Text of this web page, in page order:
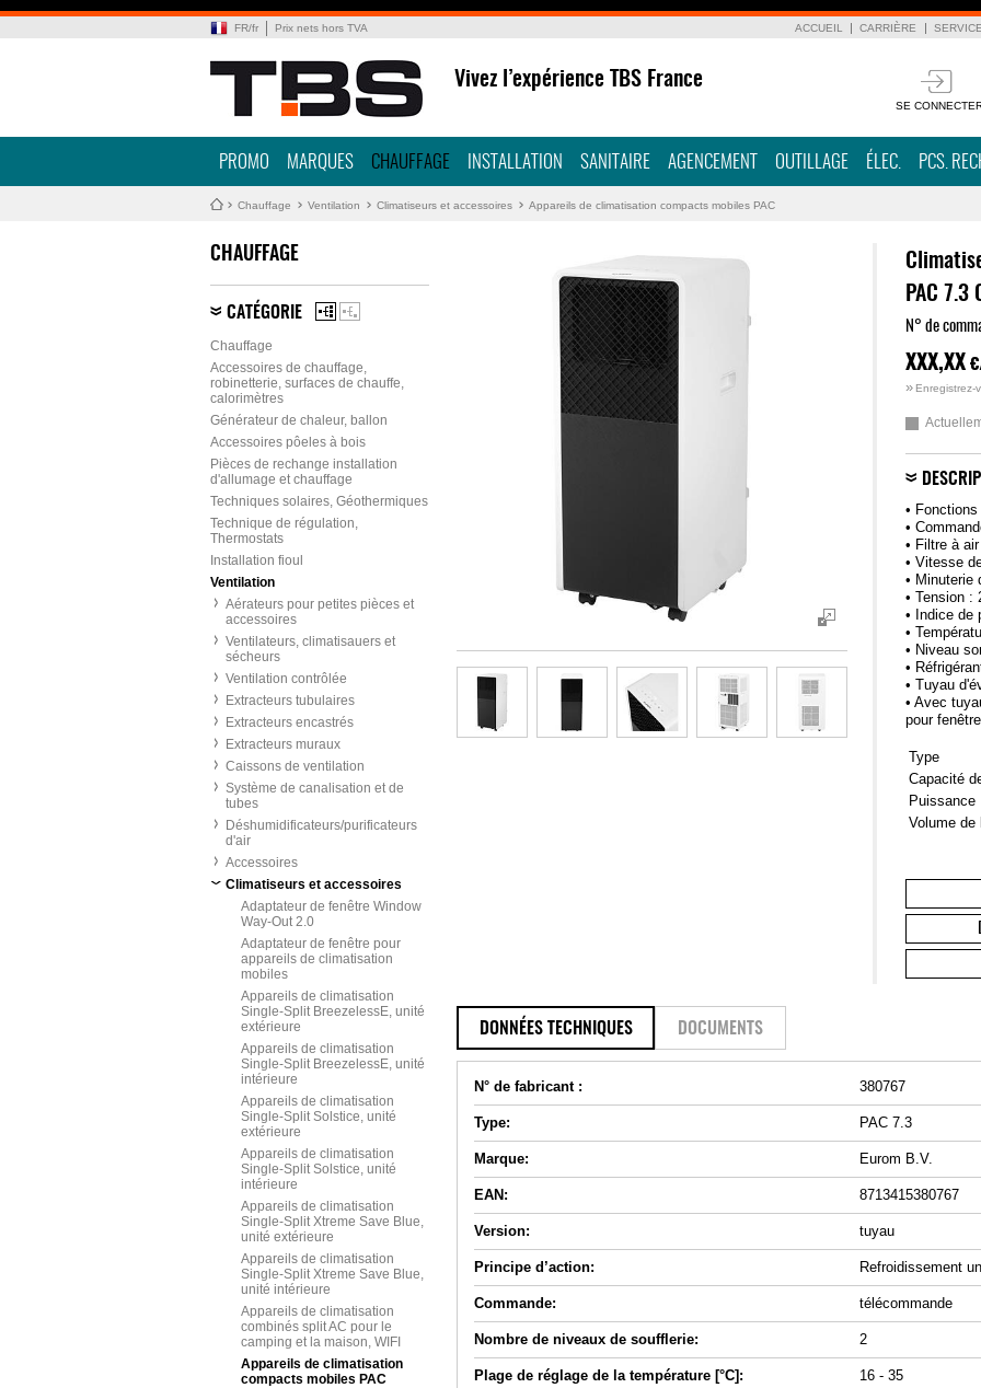
FR/fr Prix nets hors TVA ACCUEIL CARRIÈRE
Vivez l’expérience TBS France
SE
PROMO MARQUES CHAUFFAGE INSTALLATION SANITAIRE AGENCEMENT OUTILLAGE ÉLEC. PCS.
Chauffage Ventilation Climatiseurs et accessoires Appareils de climatisation compacts mobiles PAC
CHAUFFAGE
CATÉGORIE
Chauffage
Accessoires de chauffage,
robinetterie, surfaces de chauffe,
calorimètres
Générateur de chaleur, ballon
Accessoires pôeles à bois
Pièces de rechange installation
d'allumage et chauffage
Techniques solaires, Géothermiques
Technique de régulation,
Thermostats
Installation fioul
Ventilation
Aérateurs pour petites pièces et
accessoires
Ventilateurs, climatisauers et
sécheurs
Ventilation contrôlée
Extracteurs tubulaires
Extracteurs encastrés
Extracteurs muraux
Caissons de ventilation
Système de canalisation et de
tubes
Déshumidificateurs/purificateurs
d'air
Accessoires
Climatiseurs et accessoires
Adaptateur de fenêtre Window
Way-Out 2.0
Adaptateur de fenêtre pour
appareils de climatisation
mobiles
Appareils de climatisation
Single-Split BreezelessE, unité
extérieure
Appareils de climatisation
Single-Split BreezelessE, unité
intérieure
Appareils de climatisation
Single-Split Solstice, unité
extérieure
Appareils de climatisation
Single-Split Solstice, unité
intérieure
Appareils de climatisation
Single-Split Xtreme Save Blue,
unité extérieure
Appareils de climatisation
Single-Split Xtreme Save Blue,
unité intérieure
Appareils de climatisation
combinés split AC pour le
camping et la maison, WIFI
Appareils de climatisation
compacts mobiles PAC
PAC 7.3
N° de
XXX,XX
» Enregistrez-
•
•
• Filtre à
• Vitesse
• Minuterie
• Tension :
• Indice de
•
• Niveau
•
• Tuyau
• Avec
pour
Type
Capacité
Puissance
Volume de
DONNÉES TECHNIQUES DOCUMENTS
N° de fabricant : 380767
Type: PAC 7.3
Marque: Eurom B.V.
EAN: 8713415380767
Version: tuyau
Principe d’action: Refroidissement
Commande: télécommande
Nombre de niveaux de soufflerie: 2
Plage de réglage de la température [°C]: 16 - 35